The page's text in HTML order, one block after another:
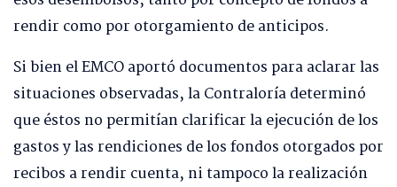
rendir como por otorgamiento de anticipos.
Si bien el EMCO aportó documentos para aclarar las
situaciones observadas, la Contraloría determinó
que éstos no permitían clarificar la ejecución de los
gastos y las rendiciones de los fondos otorgados por
recibos a rendir cuenta, ni tampoco la realización